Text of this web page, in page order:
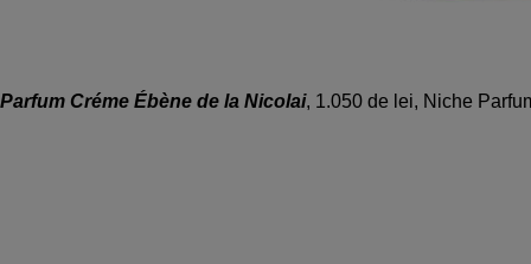
Parfum Créme Ébène de la Nicolai, 1.050 de lei, Niche